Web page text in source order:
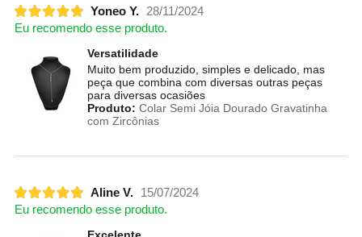
Yoneo Y.
28/11/2024
Eu recomendo esse produto.
Versatilidade
Muito bem produzido, simples e delicado, mas
peça que combina com diversas outras peças
para diversas ocasiões
Produto: Colar Semi Jóia Dourado Gravatinha
com Zircônias
Aline V.
15/07/2024
Eu recomendo esse produto.